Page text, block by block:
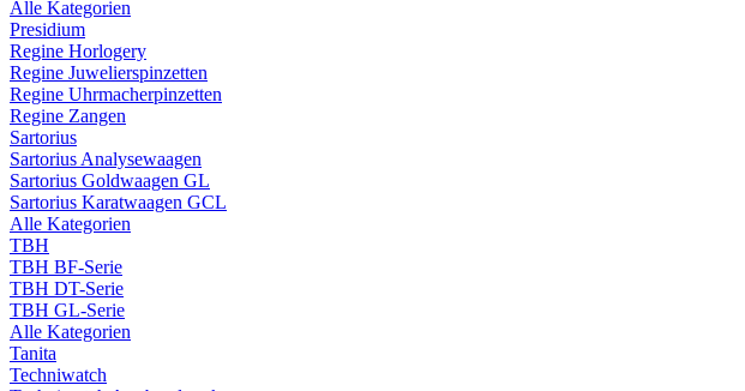
Alle Kategorien
Presidium
Regine Horlogery
Regine Juwelierspinzetten
Regine Uhrmacherpinzetten
Regine Zangen
Sartorius
Sartorius Analysewaagen
Sartorius Goldwaagen GL
Sartorius Karatwaagen GCL
Alle Kategorien
TBH
TBH BF-Serie
TBH DT-Serie
TBH GL-Serie
Alle Kategorien
Tanita
Techniwatch